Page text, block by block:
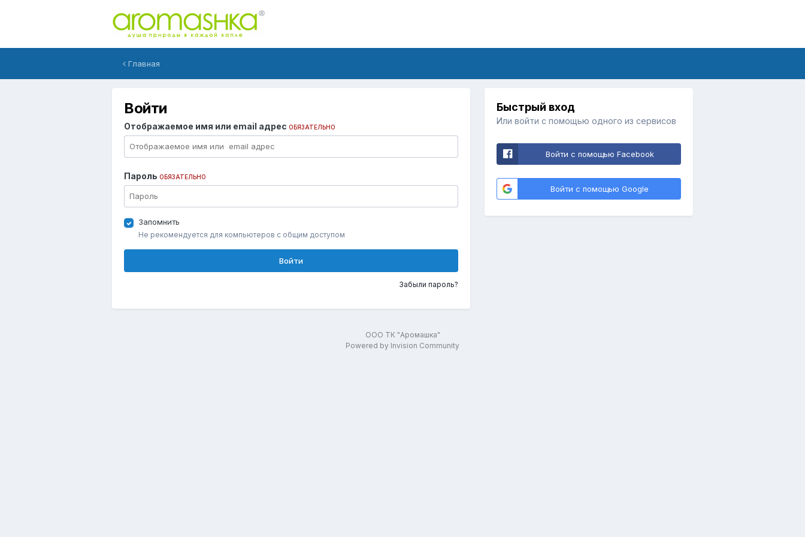
Главная
Войти
Отображаемое имя или email адрес ОБЯЗАТЕЛЬНО
Пароль ОБЯЗАТЕЛЬНО
Запомнить
Не рекомендуется для компьютеров с общим доступом
Войти
Забыли пароль?
Быстрый вход
Или войти с помощью одного из сервисов
Войти с помощью Facebook
Войти с помощью Google
ООО ТК "Аромашка"
Powered by Invision Community